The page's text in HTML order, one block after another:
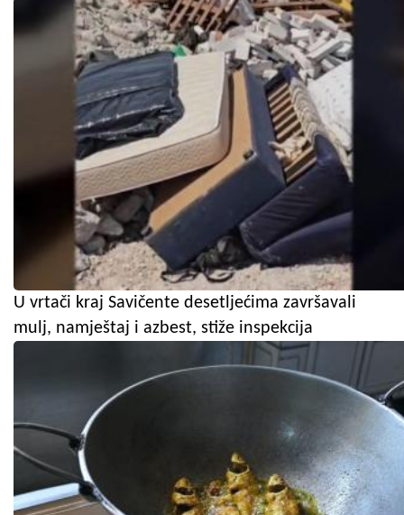
U vrtači kraj Savičente desetljećima završavali
mulj, namještaj i azbest, stiže inspekcija